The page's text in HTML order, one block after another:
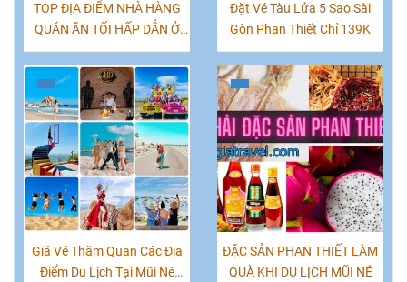
TOP ĐỊA ĐIỂM NHÀ HÀNG
QUÁN ĂN TỐI HẤP DẪN Ở
MŨI NÉ PHAN THIẾT
Đặt Vé Tàu Lửa 5 Sao Sài
Gòn Phan Thiết Chỉ 139K
Giá Vé Thăm Quan Các Địa
Điểm Du Lịch Tại Mũi Né
ĐẶC SẢN PHAN THIẾT LÀM
QUÀ KHI DU LỊCH MŨI NÉ